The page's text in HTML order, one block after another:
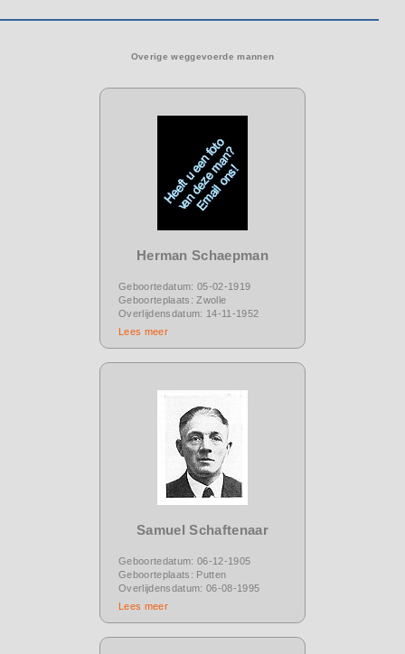
Overige weggevoerde mannen
Herman Schaepman
Geboortedatum: 05-02-1919
Geboorteplaats: Zwolle
Overlijdensdatum: 14-11-1952
Lees meer
Samuel Schaftenaar
Geboortedatum: 06-12-1905
Geboorteplaats: Putten
Overlijdensdatum: 06-08-1995
Lees meer